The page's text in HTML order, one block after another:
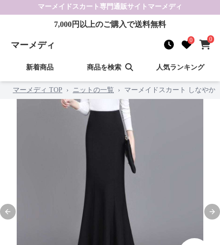
マーメイドスカート 専門通販サイト マーメディ
7,000円以上のご購入で送料無料
マーメディ 0 0
新着商品 商品を検索 人気ランキング
マーメディ TOP › ニットの一覧 › マーメイドスカート しなやか
Previous slide